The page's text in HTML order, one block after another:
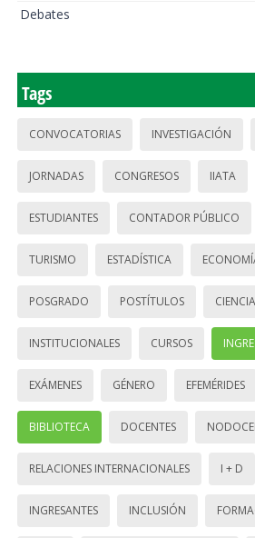
Debates
Tags
CONVOCATORIAS INVESTIGACIÓN
JORNADAS CONGRESOS IIATA
ESTUDIANTES CONTADOR PÚBLICO
TURISMO ESTADÍSTICA
POSGRADO POSTÍTULOS
INSTITUCIONALES CURSOS
EXÁMENES GÉNERO EFEMÉRIDES
BIBLIOTECA DOCENTES
RELACIONES INTERNACIONALES I + D
INGRESANTES INCLUSIÓN